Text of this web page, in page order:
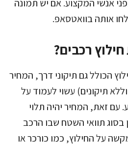
אנשי המקצוע. אם יש תמונה
אותה בוואטסאפ.
רכבים?
הכולל גם תיקוני דרך, המחיר
תיקונים) עשוי לעמוד על
בממוצע. עם זאת, המחיר יהיה תלוי
תוואי השטח שבו הרכב
על החילוץ, כמו כורכר או